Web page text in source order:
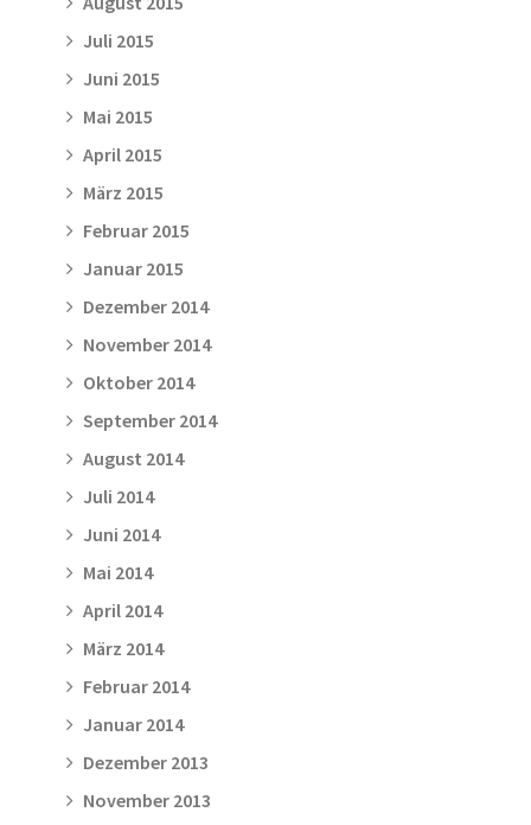
Juli 2015
Juni 2015
Mai 2015
April 2015
März 2015
Februar 2015
Januar 2015
Dezember 2014
November 2014
Oktober 2014
September 2014
August 2014
Juli 2014
Juni 2014
Mai 2014
April 2014
März 2014
Februar 2014
Januar 2014
Dezember 2013
November 2013